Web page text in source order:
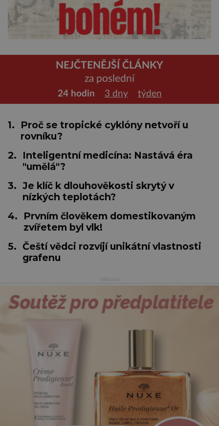
NEJČTENĚJŠÍ ČLÁNKY
za poslední
24 hodin 3 dny týden
1.
Proč se tropické cyklóny netvoří u
rovníku?
2.
Inteligentní medicína: Nastává éra
"umělá"?
3. Je klíč k dlouhověkosti skrytý v
nízkých teplotách?
4.
Prvním člověkem domestikovaným
zvířetem byl vlk!
5. Čeští vědci rozvíjí unikátní vlastnosti
grafenu